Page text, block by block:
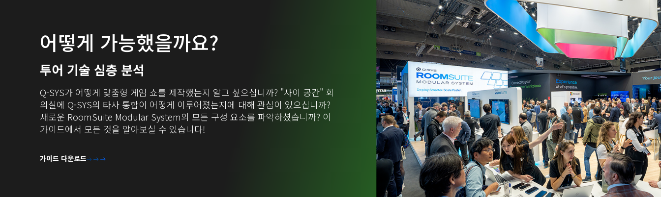
어떻게 가능했을까요?
투어 기술 심층 분석
Q-SYS가 어떻게 맞춤형 게임 쇼를 제작했는지 알고 싶으십니까? "사이 공간" 회
의실에 Q-SYS의 타사 통합이 어떻게 이루어졌는지에 대해 관심이 있으십니까?
새로운 RoomSuite Modular System의 모든 구성 요소를 파악하셨습니까? 이
가이드에서 모든 것을 알아보실 수 있습니다!
가이드 다운로드